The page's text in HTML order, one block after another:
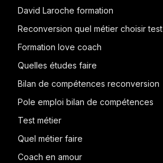
David Laroche formation
Reconversion quel métier choisir test
Formation love coach
Quelles études faire
Bilan de compétences reconversion
Pole emploi bilan de compétences
Test métier
Quel métier faire
Coach en amour